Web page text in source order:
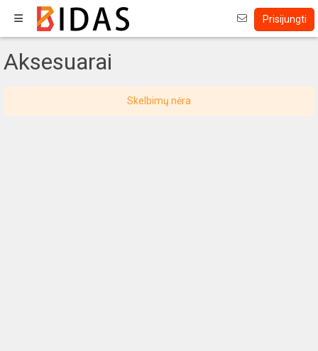
Prisijungti
Aksesuarai
Skelbimų nėra